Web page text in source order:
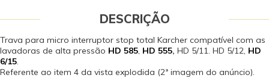
DESCRIÇÃO
Trava para micro interruptor stop total Karcher compatível com as
lavadoras de alta pressão HD 585, HD 555, HD 5/11. HD 5/12, HD
6/15.
Referente ao item 4 da vista explodida (2ª imagem do anúncio).